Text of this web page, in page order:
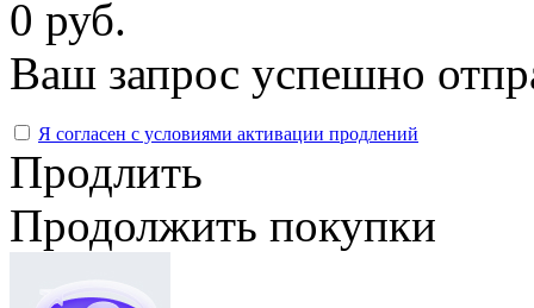
0 руб.
Ваш запрос успешно
Я согласен с условиями активации продлений
Продлить
Продолжить покупки